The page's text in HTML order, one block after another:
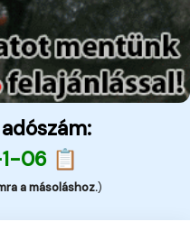
06 📋
a másoláshoz.)